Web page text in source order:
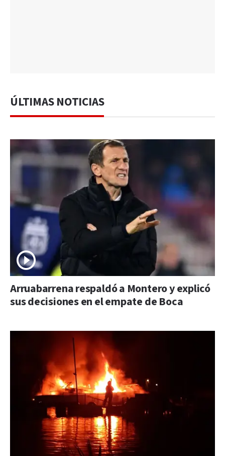
ÚLTIMAS NOTICIAS
Arruabarrena respaldó a Montero y explicó
sus decisiones en el empate de Boca